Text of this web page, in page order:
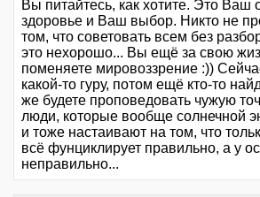
Вы питайтесь, как хотите. Это Ваш
здоровье и Ваш выбор. Никто не
том, что советовать всем без
это нехорошо... Вы ещё за свою
поменяете мировоззрение :))
какой-то гуру, потом ещё кто-то
же будете проповедовать чужую
люди, которые вообще солнечной
и тоже настаивают на том, что
всё фунциклирует правильно, а у
неправильно...